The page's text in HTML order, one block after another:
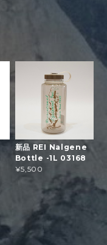
新品 REI Nalgene
Bottle -1L 03168
¥5,500